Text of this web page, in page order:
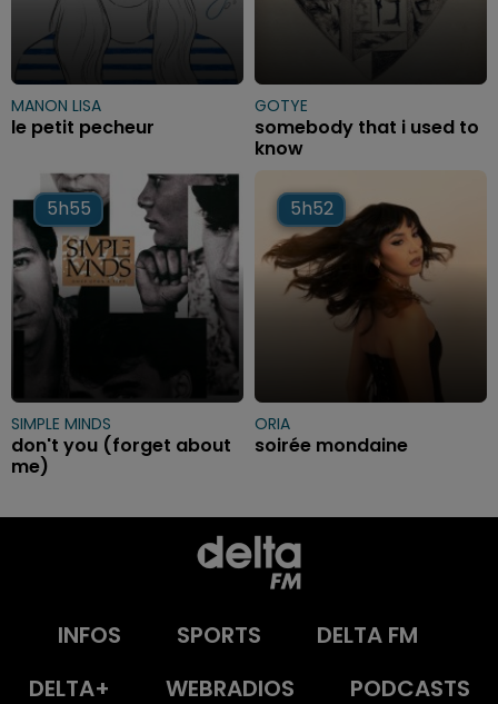
MANON LISA
le petit pecheur
GOTYE
somebody that i used to
know
5h55
5h55
SIMPLE MINDS
don't you (forget about
me)
5h52
5h52
ORIA
soirée mondaine
INFOS SPORTS
DELTA FM
DELTA+
WEBRADIOS PODCASTS